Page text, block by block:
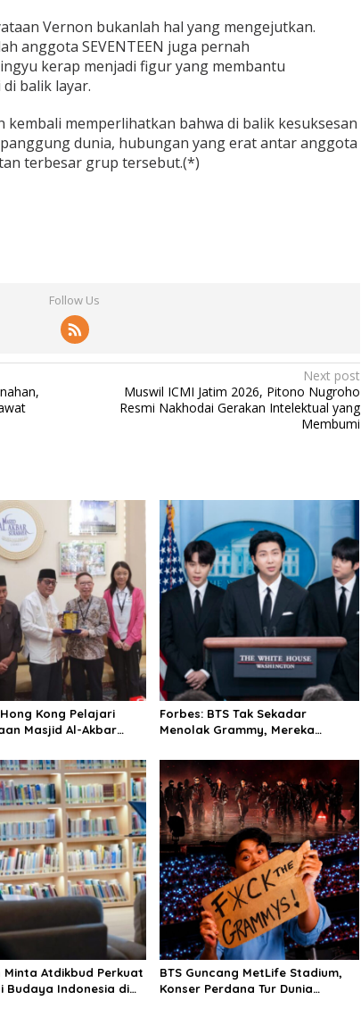
Vernon bukanlah hal yang mengejutkan.
anggota SEVENTEEN juga pernah
kerap menjadi figur yang membantu
balik layar.
memperlihatkan bahwa di balik kesuksesan
dunia, hubungan yang erat antar anggota
terbesar grup tersebut.(*)
Follow Us
Next post
Muswil ICMI Jatim 2026, Pitono Nugroho
Resmi Nakhodai Gerakan Intelektual yang
Membumi
Kong Pelajari
Masjid Al-Akbar
Forbes: BTS Tak Sekadar
Menolak Grammy, Mereka
‘Diskriminatif’
Minta Atdikbud Perkuat
Budaya Indonesia di
BTS Guncang MetLife Stadium,
Konser Perdana Tur Dunia